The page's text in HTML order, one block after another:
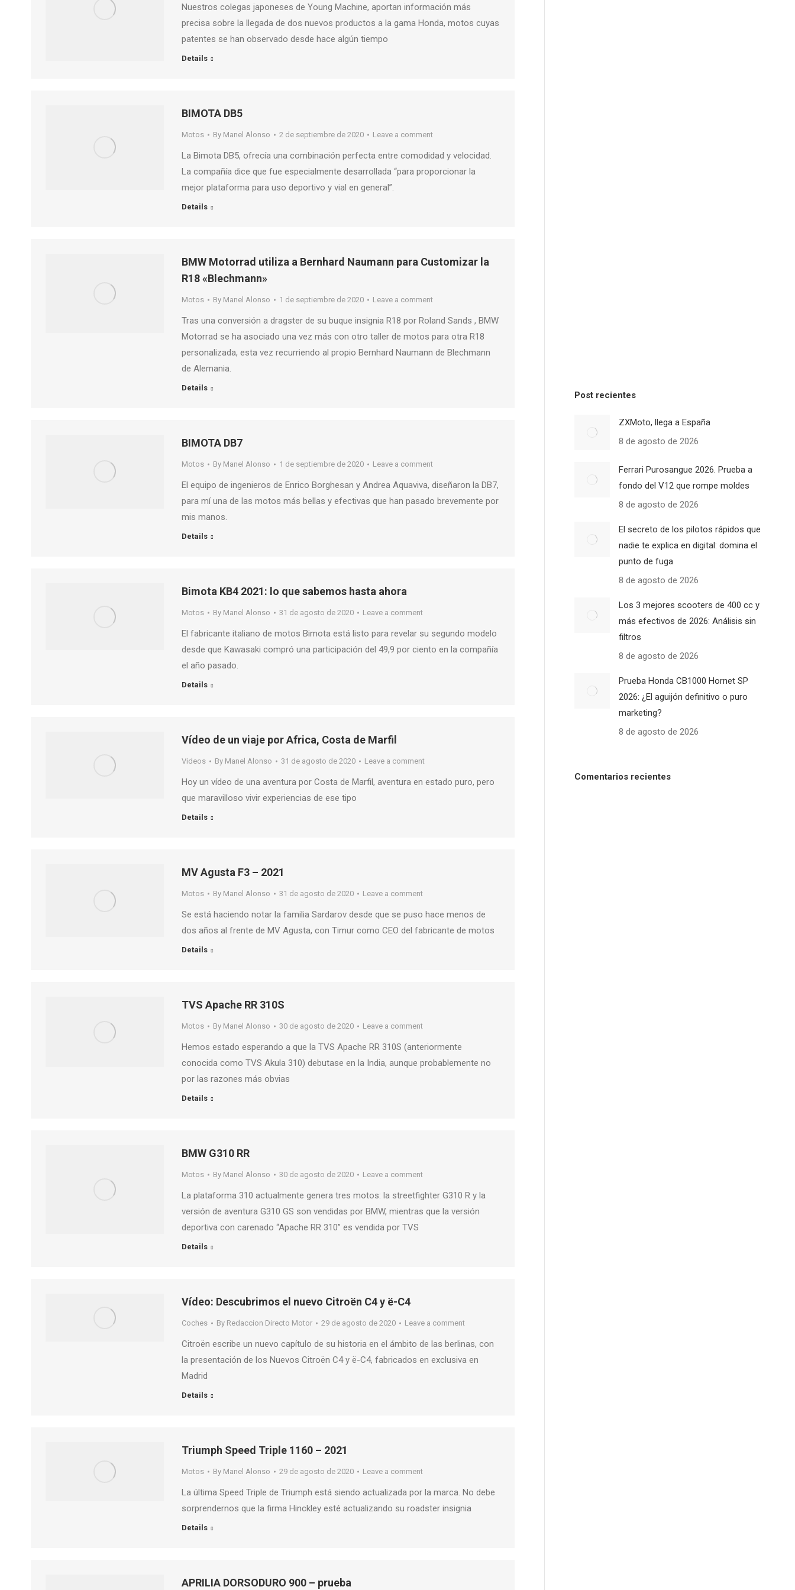
Nuestros colegas japoneses de Young Machine, aportan información más
precisa sobre la llegada de dos nuevos productos a la gama Honda, motos cuyas
patentes se han observado desde hace algún tiempo
Details
BIMOTA DB5
Motos By Manel Alonso 2 de septiembre de 2020 Leave a comment
La Bimota DB5, ofrecía una combinación perfecta entre comodidad y velocidad.
La compañía dice que fue especialmente desarrollada “para proporcionar la
mejor plataforma para uso deportivo y vial en general”.
Details
BMW Motorrad utiliza a Bernhard Naumann para Customizar la
R18 «Blechmann»
Motos By Manel Alonso 1 de septiembre de 2020 Leave a comment
Tras una conversión a dragster de su buque insignia R18 por Roland Sands , BMW
Motorrad se ha asociado una vez más con otro taller de motos para otra R18
personalizada, esta vez recurriendo al propio Bernhard Naumann de Blechmann
de Alemania.
Details
BIMOTA DB7
Motos By Manel Alonso 1 de septiembre de 2020 Leave a comment
El equipo de ingenieros de Enrico Borghesan y Andrea Aquaviva, diseñaron la DB7,
para mí una de las motos más bellas y efectivas que han pasado brevemente por
mis manos.
Details
Bimota KB4 2021: lo que sabemos hasta ahora
Motos By Manel Alonso 31 de agosto de 2020 Leave a comment
El fabricante italiano de motos Bimota está listo para revelar su segundo modelo
desde que Kawasaki compró una participación del 49,9 por ciento en la compañía
el año pasado.
Details
Vídeo de un viaje por Africa, Costa de Marfil
Videos By Manel Alonso 31 de agosto de 2020 Leave a comment
Hoy un vídeo de una aventura por Costa de Marfil, aventura en estado puro, pero
que maravilloso vivir experiencias de ese tipo
Details
MV Agusta F3 – 2021
Motos By Manel Alonso 31 de agosto de 2020 Leave a comment
Se está haciendo notar la familia Sardarov desde que se puso hace menos de
dos años al frente de MV Agusta, con Timur como CEO del fabricante de motos
Details
TVS Apache RR 310S
Motos By Manel Alonso 30 de agosto de 2020 Leave a comment
Hemos estado esperando a que la TVS Apache RR 310S (anteriormente
conocida como TVS Akula 310) debutase en la India, aunque probablemente no
por las razones más obvias
Details
BMW G310 RR
Motos By Manel Alonso 30 de agosto de 2020 Leave a comment
La plataforma 310 actualmente genera tres motos: la streetfighter G310 R y la
versión de aventura G310 GS son vendidas por BMW, mientras que la versión
deportiva con carenado “Apache RR 310” es vendida por TVS
Details
Vídeo: Descubrimos el nuevo Citroën C4 y ë-C4
Coches By Redaccion Directo Motor 29 de agosto de 2020 Leave a comment
Citroën escribe un nuevo capítulo de su historia en el ámbito de las berlinas, con
la presentación de los Nuevos Citroën C4 y ë-C4, fabricados en exclusiva en
Madrid
Details
Triumph Speed ​​Triple 1160 – 2021
Motos By Manel Alonso 29 de agosto de 2020 Leave a comment
La última Speed ​​Triple de Triumph está siendo actualizada por la marca. No debe
sorprendernos que la firma Hinckley esté actualizando su roadster insignia
Details
APRILIA DORSODURO 900 – prueba
Post recientes
ZXMoto, llega a España
8 de agosto de 2026
Ferrari Purosangue 2026. Prueba a
fondo del V12 que rompe moldes
8 de agosto de 2026
El secreto de los pilotos rápidos que
nadie te explica en digital: domina el
punto de fuga
8 de agosto de 2026
Los 3 mejores scooters de 400 cc y
más efectivos de 2026: Análisis sin
filtros
8 de agosto de 2026
Prueba Honda CB1000 Hornet SP
2026: ¿El aguijón definitivo o puro
marketing?
8 de agosto de 2026
Comentarios recientes